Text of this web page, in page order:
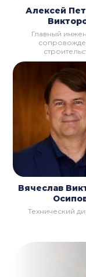
Алексей
Главный
Вячеслав
Технический